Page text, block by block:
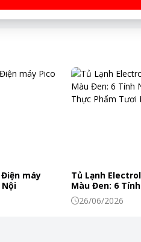
máy
Tủ Lạnh
Màu Đen: 6
Khiến Thực
26/06/2026